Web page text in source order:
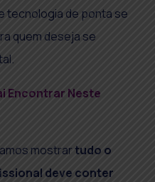
tecnologia de ponta se
quem deseja se
Encontrar Neste
mostrartudo o
deve conter